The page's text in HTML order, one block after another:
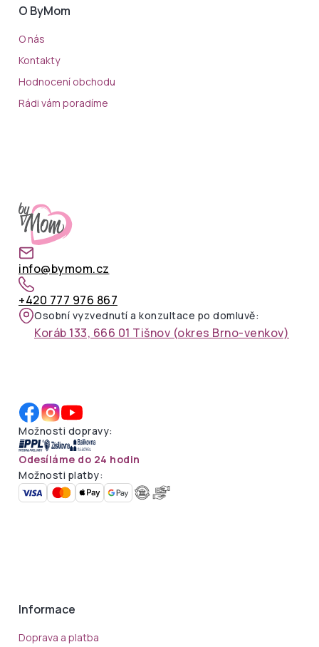
O ByMom
O nás
Kontakty
Hodnocení obchodu
Rádi vám poradíme
info@bymom.cz
+420 777 976 867
Osobní vyzvednutí a konzultace po domluvě:
Koráb 133, 666 01 Tišnov (okres Brno-venkov)
Možnosti dopravy:
Odesíláme do 24 hodin
Možnosti platby:
Informace
Doprava a platba